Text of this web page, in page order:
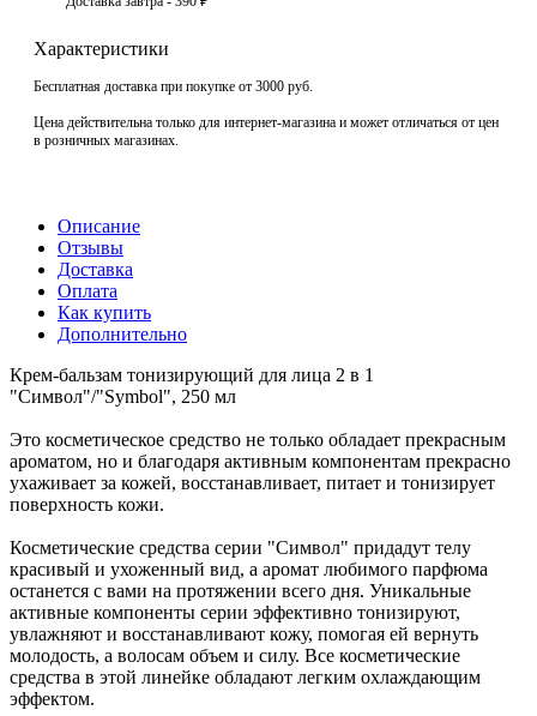
Характеристики
Бесплатная доставка при покупке от 3000 руб.
Цена действительна только для интернет-магазина и может отличаться от цен
в розничных магазинах.
Описание
Отзывы
Доставка
Оплата
Как купить
Дополнительно
Крем-бальзам тонизирующий для лица 2 в 1
"Символ"/"Symbol", 250 мл
Это косметическое средство не только обладает прекрасным
ароматом, но и благодаря активным компонентам прекрасно
ухаживает за кожей, восстанавливает, питает и тонизирует
поверхность кожи.
Косметические средства серии "Символ" придадут телу
красивый и ухоженный вид, а аромат любимого парфюма
останется с вами на протяжении всего дня. Уникальные
активные компоненты серии эффективно тонизируют,
увлажняют и восстанавливают кожу, помогая ей вернуть
молодость, а волосам объем и силу. Все косметические
средства в этой линейке обладают легким охлаждающим
эффектом.